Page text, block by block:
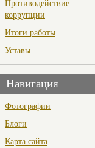
Противодействие
коррупции
Итоги работы
Уставы
Навигация
Фотографии
Блоги
Карта сайта